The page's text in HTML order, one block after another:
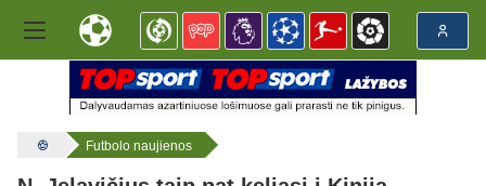
Futbolo naujienos